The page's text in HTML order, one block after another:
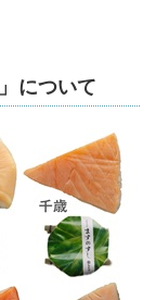
について